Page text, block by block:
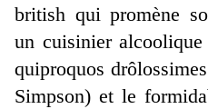
british qui promène
un cuisinier alcoolique
quiproquos
Simpson) et le